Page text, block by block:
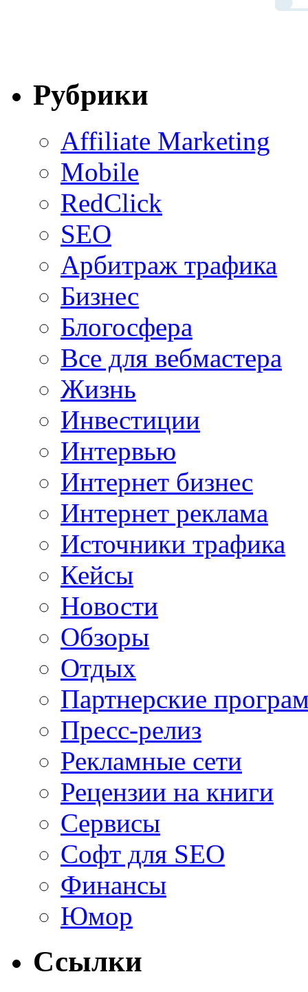
Рубрики
Affiliate Marketing
Mobile
RedClick
SEO
Арбитраж трафика
Бизнес
Блогосфера
Все для вебмастера
Жизнь
Инвестиции
Интервью
Интернет бизнес
Интернет реклама
Источники трафика
Кейсы
Новости
Обзоры
Отдых
Партнерские
Пресс-релиз
Рекламные сети
Рецензии на книги
Сервисы
Софт для SEO
Финансы
Юмор
Ссылки